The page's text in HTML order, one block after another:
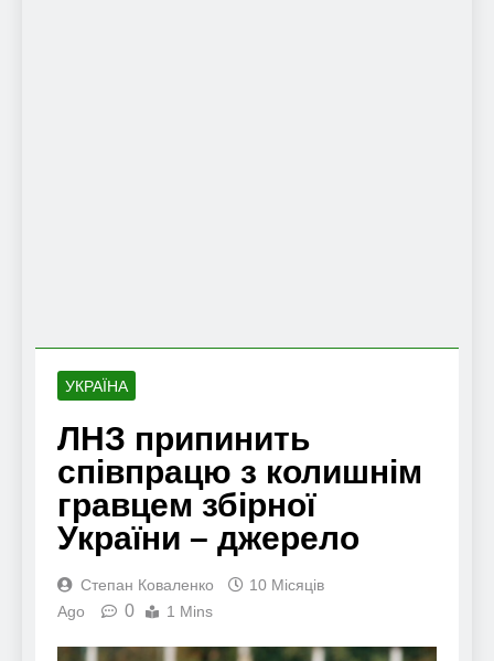
УКРАЇНА
ЛНЗ припинить
співпрацю з колишнім
гравцем збірної
України – джерело
Степан Коваленко
10 Місяців
Ago
0 1 Mins